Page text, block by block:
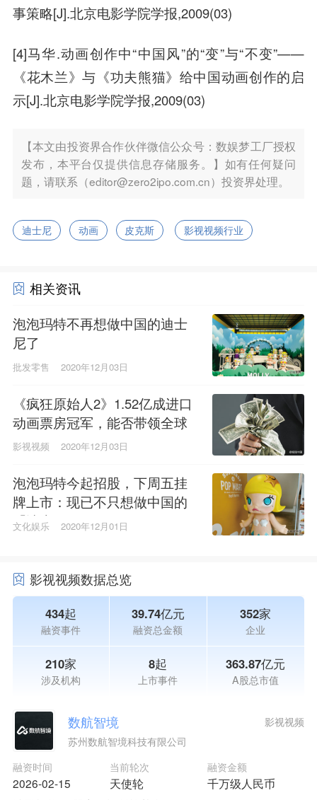
事策略[J].北京电影学院学报,2009(03)
[4]马华.动画创作中“中国风”的“变”与“不变”——
《花木兰》与《功夫熊猫》给中国动画创作的启
示[J].北京电影学院学报,2009(03)
【本文由投资界合作伙伴微信公众号：数娱梦工厂授权
发布，本平台仅提供信息存储服务。】如有任何疑问
题，请联系（editor@zero2ipo.com.cn）投资界处理。
迪士尼 动画 皮克斯 影视视频行业
相关资讯
泡泡玛特不再想做中国的迪士
尼了
批发零售 2020年12月03日
《疯狂原始人2》1.52亿成进口
动画票房冠军，能否带领全球
电影触底反弹？
影视视频 2020年12月03日
泡泡玛特今起招股，下周五挂
牌上市：现已不只想做中国的
「迪士尼」
文化娱乐 2020年12月01日
影视视频数据总览
434起
融资事件
39.74亿元
融资总金额
352家
企业
210家
涉及机构
8起
上市事件
363.87亿元
A股总市值
数航智境
苏州数航智境科技有限公司
融资时间
2026-02-15
当前轮次
天使轮
融资金额
千万级人民币
影视视频